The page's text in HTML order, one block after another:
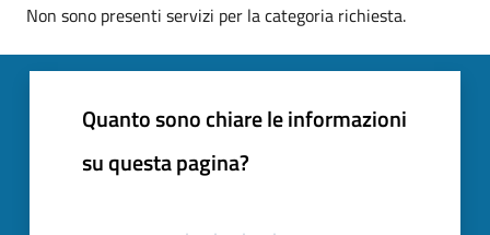
Non sono presenti servizi per la categoria richiesta.
Quanto sono chiare le informazioni
su questa pagina?